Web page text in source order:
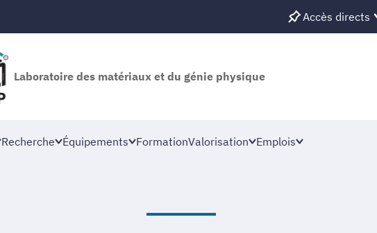
Accès directs
Laboratoire des matériaux et du génie physique
Recherche Équipements FormationValorisation Emplois